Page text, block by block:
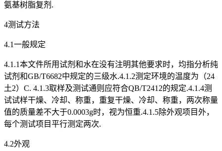
氨基树脂复剂.
4测试方法
4.1一般规定
4.1.1本文件所用试剂和水在没有注明其他要求时，均指分析纯
试剂和GB/T6682中规定的三级水.4.1.2测定环境的温度为（24
土2）C. 4.1.3取样及测试通则应符合QB/T2412的规定.4.1.4测
试试样干燥、冷却、称重，重复干燥、冷却、称重，两次称量
值的质量差不大于0.0003g时，视为恒重.4.1.5除外观项目外，
每个测试项目平行测定两次.
4.2外观